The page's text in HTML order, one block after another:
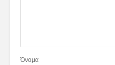
Όνομα